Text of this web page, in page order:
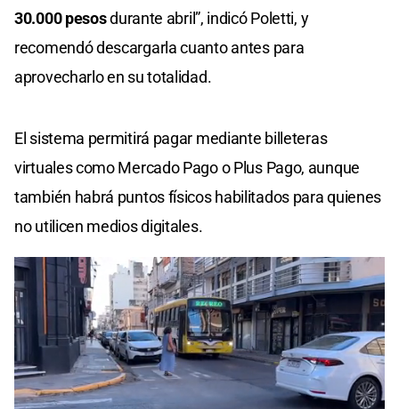
30.000 pesosdurante abril”, indicó Poletti, y
recomendó descargarla cuanto antes para
aprovecharlo en su totalidad.
El sistema permitirá pagar mediante billeteras
virtuales como Mercado Pago o Plus Pago, aunque
también habrá puntos físicos habilitados para quienes
no utilicen medios digitales.